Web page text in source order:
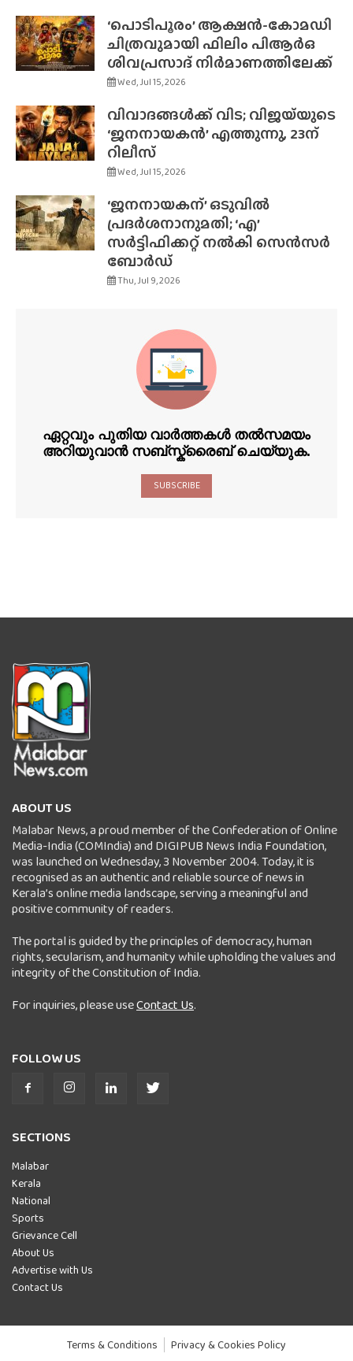
‘പൊടിപൂരം’ ആക്ഷൻ-കോമഡി
ചിത്രവുമായി ഫിലിം പിആർഒ
ശിവപ്രസാദ് നിർമാണത്തിലേക്ക്
Wed, Jul 15, 2026
വിവാദങ്ങൾക്ക് വിട; വിജയ്‌യുടെ
‘ജനനായകൻ’ എത്തുന്നു, 23ന്
റിലീസ്
Wed, Jul 15, 2026
‘ജനനായകന്’ ഒടുവിൽ
പ്രദർശനാനുമതി; ‘എ’
സർട്ടിഫിക്കറ്റ് നൽകി സെൻസർ
ബോർഡ്
Thu, Jul 9, 2026
ഏറ്റവും പുതിയ വാർത്തകൾ തൽസമയം
അറിയുവാൻ സബ്സ്ക്രൈബ് ചെയ്യുക.
SUBSCRIBE
ABOUT US
Malabar News, a proud member of the Confederation of Online
Media-India (COMIndia) and DIGIPUB News India Foundation,
was launched on Wednesday, 3 November 2004. Today, it is
recognised as an authentic and reliable source of news in
Kerala’s online media landscape, serving a meaningful and
positive community of readers.
The portal is guided by the principles of democracy, human
rights, secularism, and humanity while upholding the values and
integrity of the Constitution of India.
For inquiries, please useContact Us.
FOLLOW US
SECTIONS
Malabar
Kerala
National
Sports
Grievance Cell
About Us
Advertise with Us
Contact Us
Terms & Conditions Privacy & Cookies Policy